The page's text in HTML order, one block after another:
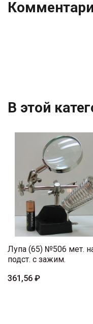
В этой
Лупа (65) №506 мет.
подст. с зажим.
361,56 ₽